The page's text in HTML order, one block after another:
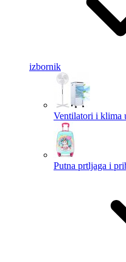
izbornik
Ventilatori i klima
Putna prtljaga i